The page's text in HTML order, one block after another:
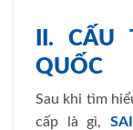
II. CẤU
QUỐC
Sau khi tìm
cấp là gì,